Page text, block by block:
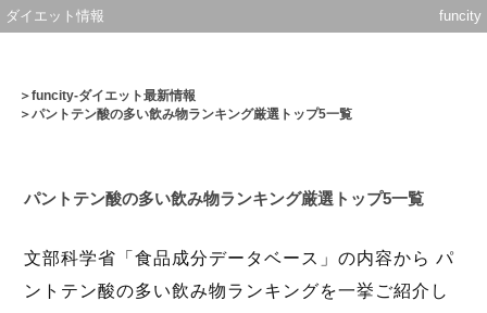
ダイエット情報 funcity
＞funcity-ダイエット最新情報
＞パントテン酸の多い飲み物ランキング厳選トップ5一覧
パントテン酸の多い飲み物ランキング厳選トップ5一覧
文部科学省「食品成分データベース」の内容から パ
ントテン酸の多い飲み物ランキングを一挙ご紹介し